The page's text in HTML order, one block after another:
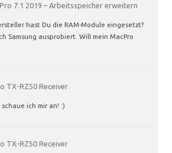
7.1 2019 – Arbeitsspeicher erweitern
hast Du die RAM-Module eingesetzt?
Samsung ausprobiert. Will mein MacPro
TX-RZ50 Receiver
ich mir an! :)
TX-RZ50 Receiver